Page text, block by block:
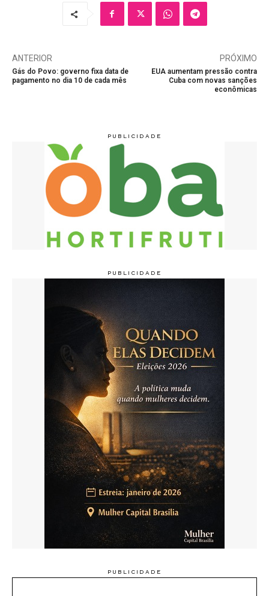
ANTERIOR
Gás do Povo: governo fixa data de
pagamento no dia 10 de cada mês
PRÓXIMO
EUA aumentam pressão contra
Cuba com novas sanções
econômicas